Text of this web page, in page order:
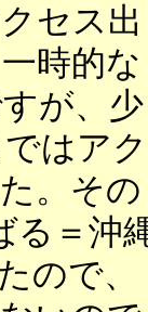
セス出
時的な
が、少
はアク
。その
る＝沖
ので、